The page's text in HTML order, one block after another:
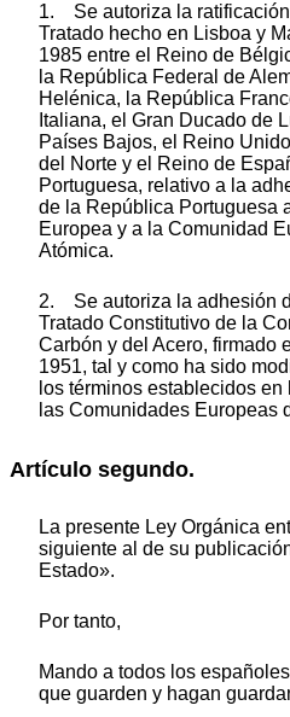
1. Se autoriza la
Tratado hecho en Lisboa y
1985 entre el Reino de
la República Federal de
Helénica, la República
Italiana, el Gran Ducado de
Países Bajos, el Reino
del Norte y el Reino de
Portuguesa, relativo a la
de la República Portuguesa
Europea y a la Comunidad
Atómica.
2. Se autoriza la adhesión
Tratado Constitutivo de la
Carbón y del Acero, firmado
1951, tal y como ha sido
los términos establecidos
las Comunidades Europeas
Artículo segundo.
La presente Ley Orgánica
siguiente al de su
Estado».
Por tanto,
Mando a todos los
que guarden y hagan